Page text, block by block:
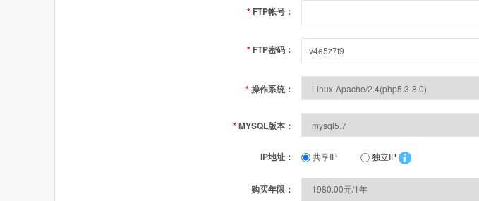
* FTP帐号：
* FTP密码：
*操作系统：
*MYSQL版本：
IP地址： 共享IP 独立IP
购买年限：